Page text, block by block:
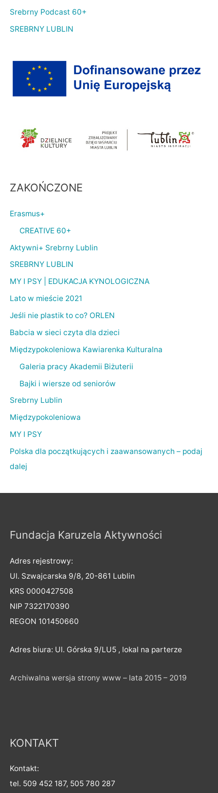
Srebrny Podcast 60+
SREBRNY LUBLIN
ZAKOŃCZONE
Erasmus+
CREATIVE 60+
Aktywni+ Srebrny Lublin
SREBRNY LUBLIN
MY I PSY | EDUKACJA KYNOLOGICZNA
Lato w mieście 2021
Jeśli nie plastik to co? ORLEN
Babcia w sieci czyta dla dzieci
Międzypokoleniowa Kawiarenka Kulturalna
Galeria pracy Akademii Biżuterii
Bajki i wiersze od seniorów
Srebrny Lublin
Międzypokoleniowa
MY I PSY
Polska dla początkujących i zaawansowanych – podaj
dalej
Fundacja Karuzela Aktywności
Adres rejestrowy:
Ul. Szwajcarska 9/8, 20-861 Lublin
KRS 0000427508
NIP 7322170390
REGON 101450660
Adres biura: Ul. Górska 9/LU5 , lokal na parterze
Archiwalna wersja strony www – lata 2015 – 2019
KONTAKT
Kontakt:
tel. 509 452 187, 505 780 287